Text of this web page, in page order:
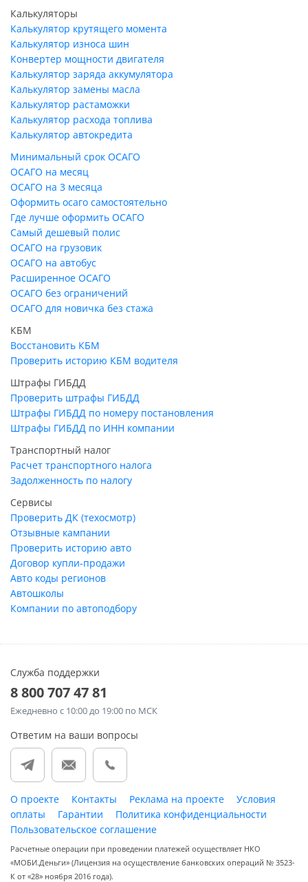
Калькуляторы
Калькулятор крутящего момента
Калькулятор износа шин
Конвертер мощности двигателя
Калькулятор заряда аккумулятора
Калькулятор замены масла
Калькулятор растаможки
Калькулятор расхода топлива
Калькулятор автокредита
Минимальный срок ОСАГО
ОСАГО на месяц
ОСАГО на 3 месяца
Оформить осаго самостоятельно
Где лучше оформить ОСАГО
Самый дешевый полис
ОСАГО на грузовик
ОСАГО на автобус
Расширенное ОСАГО
ОСАГО без ограничений
ОСАГО для новичка без стажа
КБМ
Восстановить КБМ
Проверить историю КБМ водителя
Штрафы ГИБДД
Проверить штрафы ГИБДД
Штрафы ГИБДД по номеру постановления
Штрафы ГИБДД по ИНН компании
Транспортный налог
Расчет транспортного налога
Задолженность по налогу
Сервисы
Проверить ДК (техосмотр)
Отзывные кампании
Проверить историю авто
Договор купли-продажи
Авто коды регионов
Автошколы
Компании по автоподбору
Служба поддержки
8 800 707 47 81
Ежедневно с 10:00 до 19:00 по МСК
Ответим на ваши вопросы
О проекте Контакты Реклама на проекте
Условия
оплаты
Гарантии
Политика конфиденциальности
Пользовательское соглашение
Расчетные операции при проведении платежей осуществляет НКО
«МОБИ.Деньги» (Лицензия на осуществление банковских операций № 3523-
К от «28» ноября 2016 года).